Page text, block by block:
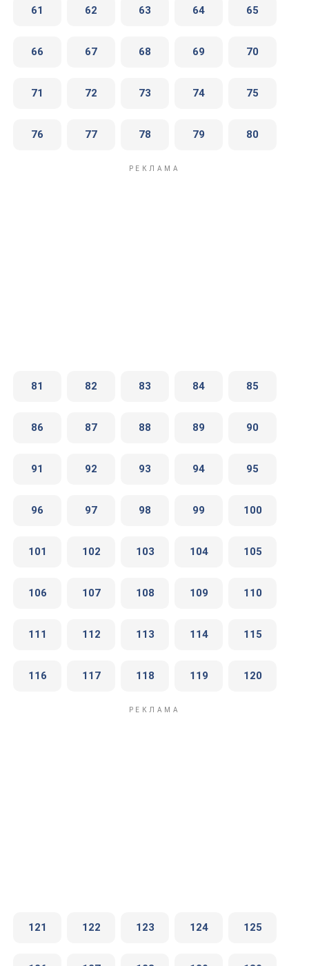
61 62 63 64 65
66 67 68 69 70
71 72 73 74 75
76 77 78 79 80
81 82 83 84 85
86 87 88 89 90
91 92 93 94 95
96 97 98 99 100
101 102 103 104 105
106 107 108 109 110
111 112 113 114 115
116 117 118 119 120
121 122 123 124 125